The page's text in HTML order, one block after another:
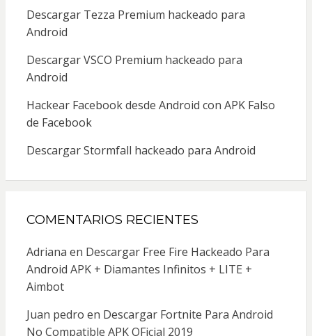
Descargar Tezza Premium hackeado para
Android
Descargar VSCO Premium hackeado para
Android
Hackear Facebook desde Android con APK Falso
de Facebook
Descargar Stormfall hackeado para Android
COMENTARIOS RECIENTES
Adriana en Descargar Free Fire Hackeado Para
Android APK + Diamantes Infinitos + LITE +
Aimbot
Juan pedro en Descargar Fortnite Para Android
No Compatible APK OFicial 2019